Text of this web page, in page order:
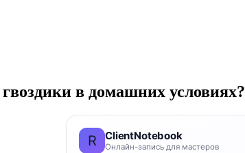
в домашних условиях?
R ClientNotebook
Онлайн-запись для мастеров